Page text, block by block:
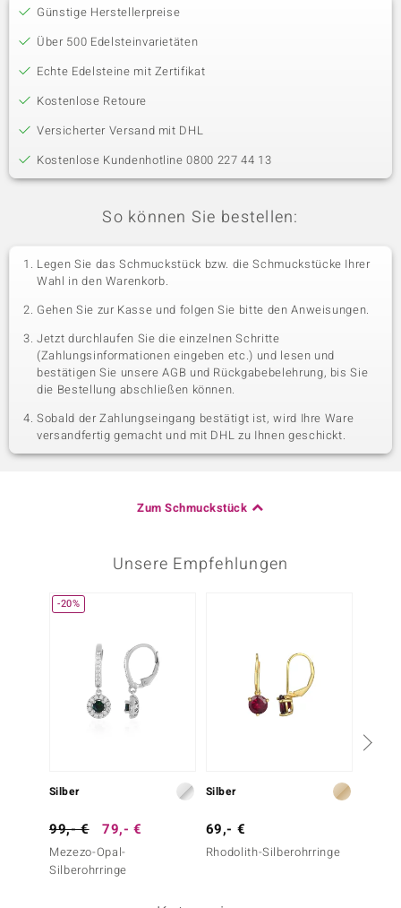
Günstige Herstellerpreise
Über 500 Edelsteinvarietäten
Echte Edelsteine mit Zertifikat
Kostenlose Retoure
Versicherter Versand mit DHL
Kostenlose Kundenhotline 0800 227 44 13
So können Sie bestellen:
Legen Sie das Schmuckstück bzw. die Schmuckstücke Ihrer
Wahl in den Warenkorb.
Gehen Sie zur Kasse und folgen Sie bitte den Anweisungen.
Jetzt durchlaufen Sie die einzelnen Schritte
(Zahlungsinformationen eingeben etc.) und lesen und
bestätigen Sie unsere AGB und Rückgabebelehrung, bis Sie
die Bestellung abschließen können.
Sobald der Zahlungseingang bestätigt ist, wird Ihre Ware
versandfertig gemacht und mit DHL zu Ihnen geschickt.
Zum Schmuckstück
Unsere Empfehlungen
-20%
Silber
99,- € 79,- €
Mezezo-Opal-
Silberohrringe
Silber
69,- €
Rhodolith-Silberohrringe